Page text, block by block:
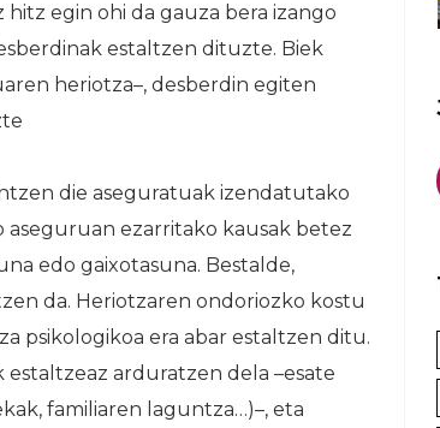
egin ohi da gauza bera izango
estaltzen dituzte. Biek
heriotza–, desberdin egiten
die aseguratuak izendatutako
ezarritako kausak betez
edo gaixotasuna. Bestalde,
da. Heriotzaren ondoriozko kostu
psikologikoa era abar estaltzen ditu.
arduratzen dela –esate
familiaren laguntza…)–, eta